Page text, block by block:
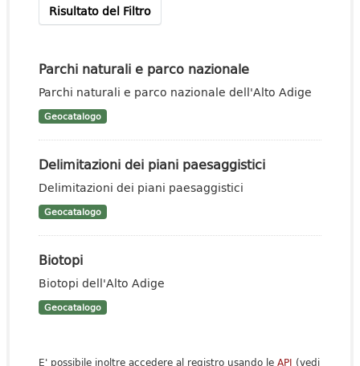
Risultato del Filtro
Parchi naturali e parco nazionale
Parchi naturali e parco nazionale dell'Alto Adige
Geocatalogo
Delimitazioni dei piani paesaggistici
Delimitazioni dei piani paesaggistici
Geocatalogo
Biotopi
Biotopi dell'Alto Adige
Geocatalogo
E' possibile inoltre accedere al registro usando le API (vedi